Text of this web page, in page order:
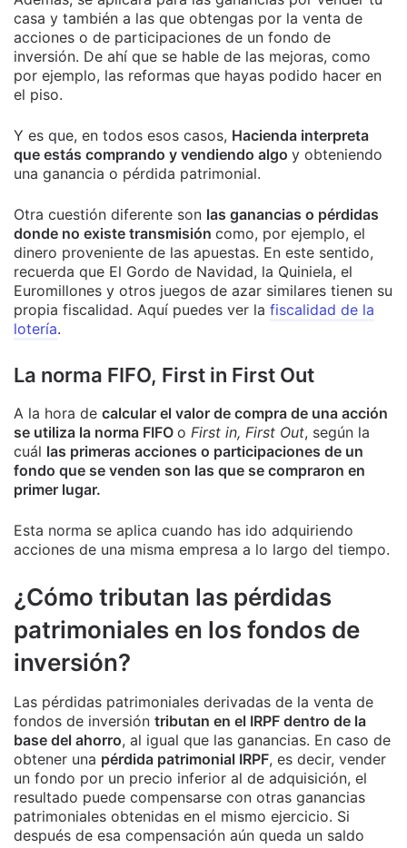
casa y también a las que obtengas por la venta de
acciones o de participaciones de un fondo de
inversión. De ahí que se hable de las mejoras, como
por ejemplo, las reformas que hayas podido hacer en
el piso.
Y es que, en todos esos casos, Hacienda interpreta
que estás comprando y vendiendo algo y obteniendo
una ganancia o pérdida patrimonial.
Otra cuestión diferente son las ganancias o pérdidas
donde no existe transmisión como, por ejemplo, el
dinero proveniente de las apuestas. En este sentido,
recuerda que El Gordo de Navidad, la Quiniela, el
Euromillones y otros juegos de azar similares tienen su
propia fiscalidad. Aquí puedes ver la fiscalidad de la
lotería.
La norma FIFO, First in First Out
A la hora de calcular el valor de compra de una acción
se utiliza la norma FIFO o First in, First Out, según la
cuál las primeras acciones o participaciones de un
fondo que se venden son las que se compraron en
primer lugar.
Esta norma se aplica cuando has ido adquiriendo
acciones de una misma empresa a lo largo del tiempo.
¿Cómo tributan las pérdidas
patrimoniales en los fondos de
inversión?
Las pérdidas patrimoniales derivadas de la venta de
fondos de inversión tributan en el IRPF dentro de la
base del ahorro, al igual que las ganancias. En caso de
obtener una pérdida patrimonial IRPF, es decir, vender
un fondo por un precio inferior al de adquisición, el
resultado puede compensarse con otras ganancias
patrimoniales obtenidas en el mismo ejercicio. Si
después de esa compensación aún queda un saldo